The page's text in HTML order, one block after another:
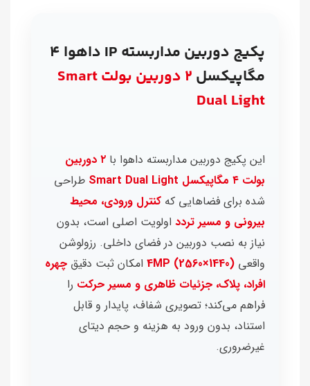
پکیج دوربین مداربسته IP داهوا ۴
مگاپیکسل
۲ دوربین بولت Smart
Dual Light
این پکیج دوربین مداربسته داهوا با
۲ دوربین
بولت ۴ مگاپیکسل Smart Dual Light
طراحی
شده برای فضاهایی که کنترل ورودی، محیط
بیرونی و مسیر تردد اولویت اصلی است، بدون
نیاز به نصب دوربین در فضای داخلی. رزولوشن
واقعی 4MP (2560×1440) امکان ثبت دقیق چهره
افراد، پلاک، جزئیات ظاهری و مسیر حرکت را
فراهم می‌کند؛ تصویری شفاف، پایدار و قابل
استناد، بدون ورود به هزینه و حجم دیتای
غیرضروری.